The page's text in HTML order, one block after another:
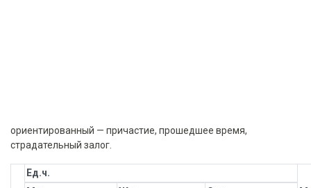
ориентированный — причастие, прошедшее время,
страдательный залог.
Ед.ч.